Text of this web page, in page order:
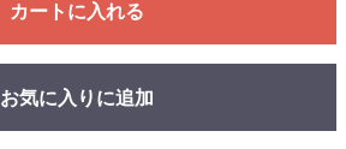
カートに入れる
お気に入りに追加